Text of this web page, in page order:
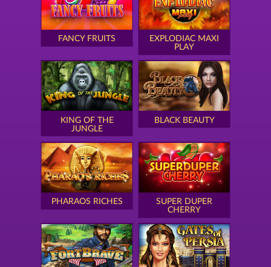
FANCY FRUITS
EXPLODIAC MAXI
PLAY
KING OF THE
JUNGLE
BLACK BEAUTY
PHARAOS RICHES
SUPER DUPER
CHERRY